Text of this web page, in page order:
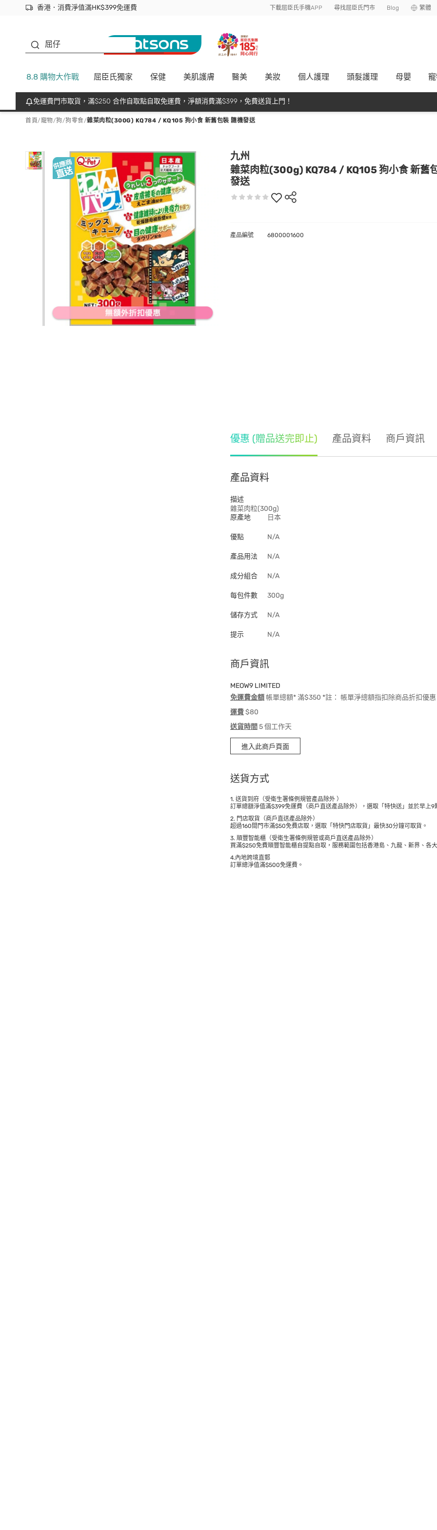
香港．消費淨值滿HK$399免運費
立即成為易賞錢會員盡享獨家優惠
首次APP下單買滿$450 輸入 NEWAPP 即減$50 下載屈臣氏手機APP 尋找屈臣氏門市 Blog 繁體
屈仔
8.8 購物大作戰 屈臣氏獨家 保健 美肌護膚 醫美 美妝 個人護理 頭髮護理 母嬰
免運費門市取貨，滿$250 合作自取點自取免運費，淨額消費滿$399，免費送貨上門！
首頁/寵物/狗/狗零食/雜菜肉粒(300G) KQ784 / KQ105 狗小食 新舊包裝 隨機發送
九州
雜菜肉粒(300g) KQ784 / KQ105 狗小食 新舊
發送
產品編號 6800001600
優惠 (贈品送完即止) 產品資料 商戶資訊
產品資料
描述
雜菜肉粒(300g)
原產地
日本
優點 N/A
產品用法 N/A
成分組合 N/A
每包件數 300g
儲存方式 N/A
提示 N/A
商戶資訊
MEOW9 LIMITED
免運費金額 帳單總額* 滿$350 *註： 帳單淨總額指扣除商品折扣優
運費$80
送貨時間 5 個工作天
進入此商戶頁面
送貨方式
1. 送貨到府（受衛生署條例規管產品除外 ）
訂單總額淨值滿$399免運費（商戶直送產品除外），選取「特快送」並於早上
2. 門店取貨（商戶直送產品除外）
超過160間門市滿$50免費店取，選取「特快門店取貨」最快30分鐘可取貨。
3. 順豐智能櫃（受衛生署條例規管或商戶直送產品除外）
買滿$250免費順豐智能櫃自提點自取，服務範圍包括香港島、九龍、新界、各
4.內地跨境直郵
訂單總淨值滿$500免運費。